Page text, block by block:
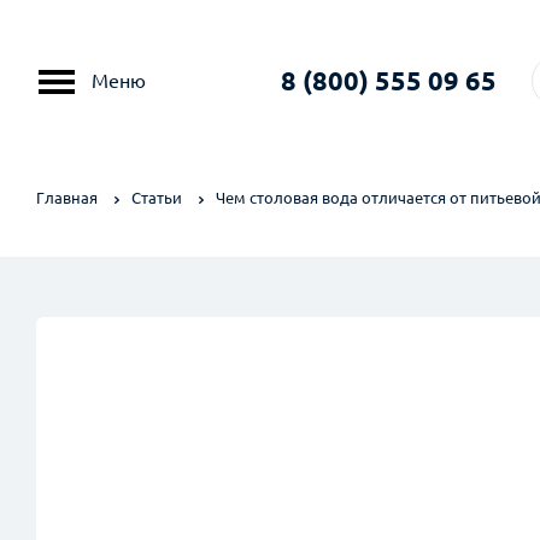
Меню 8 (800) 555 09 65
Главная Статьи Чем столовая вода отличается от питьевой